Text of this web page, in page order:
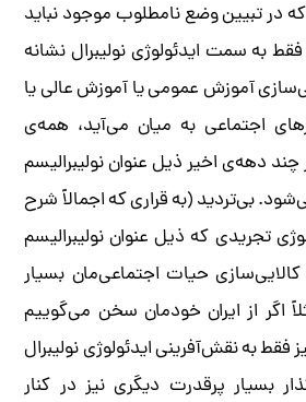
در تبیین وضع نامطلوب موجود نباید
به سمت ایدئولوژی نولیبرال نشانه
آموزش عمومی یا آموزش عالی یا
اجتماعی به میان می‌آید، همه‌ی
چند دهه‌ی اخیر ذیل عنوان نولیبرالیسم
بی‌تردید (به قراری که اجمالاً شرح
تجریدی که ذیل عنوان نولیبرالیسم
حیات اجتماعی‌مان بسیار
اگر از ایران خودمان سخن می‌گوییم
به نقش‌آفرینی ایدئولوژی نولیبرال
بسیار پرقدرت دیگری نیز در کنار